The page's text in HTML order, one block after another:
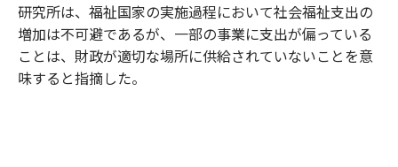
研究所は、福祉国家の実施過程において社会福祉支出の
増加は不可避であるが、一部の事業に支出が偏っている
ことは、財政が適切な場所に供給されていないことを意
味すると指摘した。